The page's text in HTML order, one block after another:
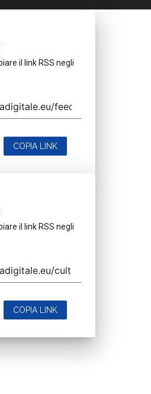
il link RSS negli
COPIA LINK
il link RSS negli
COPIA LINK